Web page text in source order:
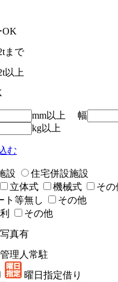
OK
まで
以上
mm以上 幅
kg以上
む
設
住宅併設施設
立体式 機械式
その
ト等無し
その他
その他
写真有
管理人常駐
曜日指定借り